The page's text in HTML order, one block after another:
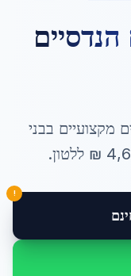
מקצועיים בבני
₪ ללטון.
!